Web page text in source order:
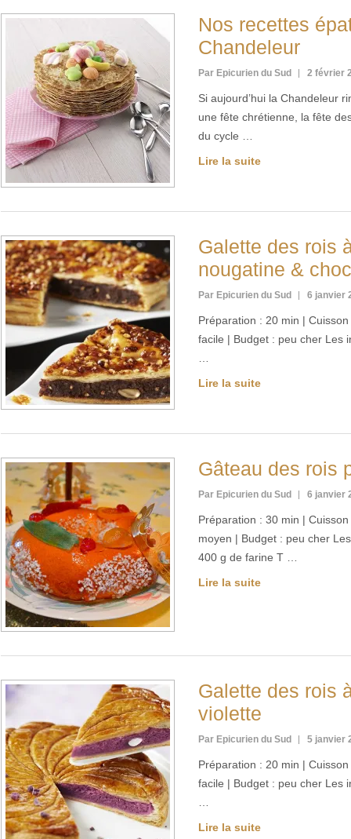
Nos recettes
Chandeleur
Par Epicurien du Sud 2 février
Si aujourd’hui la Chandeleur
une fête chrétienne, la fête
du cycle …
Lire la suite
Galette des rois
nougatine &
Par Epicurien du Sud 6 janvier
Préparation : 20 min |
facile | Budget : peu cher Les
Lire la suite
Gâteau des rois
Par Epicurien du Sud 6 janvier
Préparation : 30 min |
moyen | Budget : peu cher
400 g de farine T …
Lire la suite
Galette des rois
violette
Par Epicurien du Sud 5 janvier
Préparation : 20 min |
facile | Budget : peu cher Les
Lire la suite